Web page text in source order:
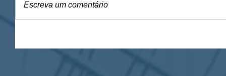
Escreva um comentário